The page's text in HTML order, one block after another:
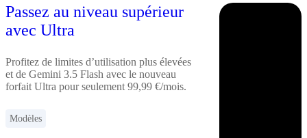
Passez au niveau supérieur
avec Ultra
Profitez de limites d’utilisation plus élevées
et de Gemini 3.5 Flash avec le nouveau
forfait Ultra pour seulement 99,99 €/mois.
Modèles